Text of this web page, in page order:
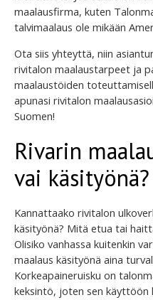
maalausfirma, kuten
talvimaalaus ole mikään
Ota siis yhteyttä, niin
rivitalon maalaustarpeet ja
maalaustöiden
apunasi rivitalon
Suomen!
Rivarin
vai käsityönä?
Kannattaako rivitalon
käsityönä? Mitä etua tai
Olisiko vanhassa kuitenkin
maalaus käsityönä aina
Korkeapaineruisku on
keksintö, joten sen käyttöön